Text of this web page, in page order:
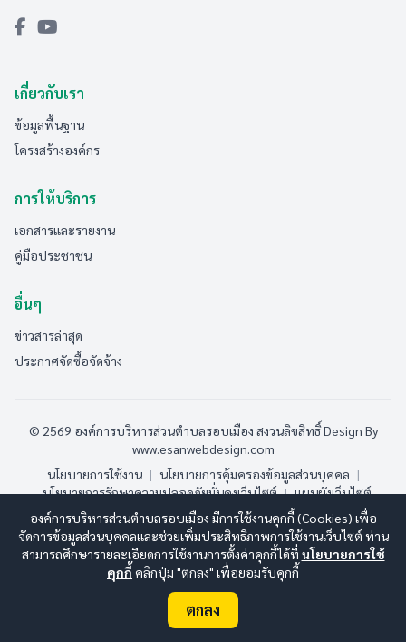
เกี่ยวกับเรา
ข้อมูลพื้นฐาน
โครงสร้างองค์กร
การให้บริการ
เอกสารและรายงาน
คู่มือประชาชน
อื่นๆ
ข่าวสารล่าสุด
ประกาศจัดซื้อจัดจ้าง
© 2569 องค์การบริหารส่วนตำบลรอบเมือง สงวนลิขสิทธิ์Design By
www.esanwebdesign.com
นโยบายการใช้งาน | นโยบายการคุ้มครองข้อมูลส่วนบุคคล |
นโยบายการรักษาความปลอดภัยมั่นคงเว็บไซต์ | แผนผังเว็บไซต์
ออนไลน์: 11 ทั้งหมด: 174 (ดูสถิติทั้งหมด)
องค์การบริหารส่วนตำบลรอบเมือง มีการใช้งานคุกกี้ (Cookies) เพื่อ
จัดการข้อมูลส่วนบุคคลและช่วยเพิ่มประสิทธิภาพการใช้งานเว็บไซต์ ท่าน
สามารถศึกษารายละเอียดการใช้งานการตั้งค่าคุกกี้ได้ที่ นโยบายการใช้
คุกกี้ คลิกปุ่ม "ตกลง" เพื่อยอมรับคุกกี้
ตกลง